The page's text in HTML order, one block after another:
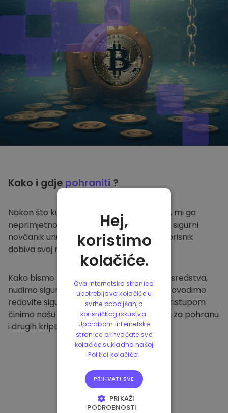
Kako i gdje pohraniti ?
Nakon što kupite na Kriptomat platformi , mi ga
neprimjetno prenosimo u vaš namjenski i sigurni
novčanik unutar naše platforme. Svaki korisnik
dobiva svoj novčanik.
Kako bismo zaštitili naše klijente i njihova sredstva,
nudimo sigurnu izvanmrežnu pohranu i provodimo
redovite sigurnosne provjere. Ovakvim pristupom
činimo našu platformu sigurnim mjestom za pohranu
i drugih kriptovaluta.
Hej,
koristimo
kolačiće.
Ova internetska stranica
upotrebljava kolačiće u
svrhe poboljšanja
korisničkog iskustva.
Uporabom internetske
stranice prihvaćate sve
kolačiće sukladno našoj
Politici kolačića.
PRIHVATI SVE
PRIKAŽI
PODROBNOSTI